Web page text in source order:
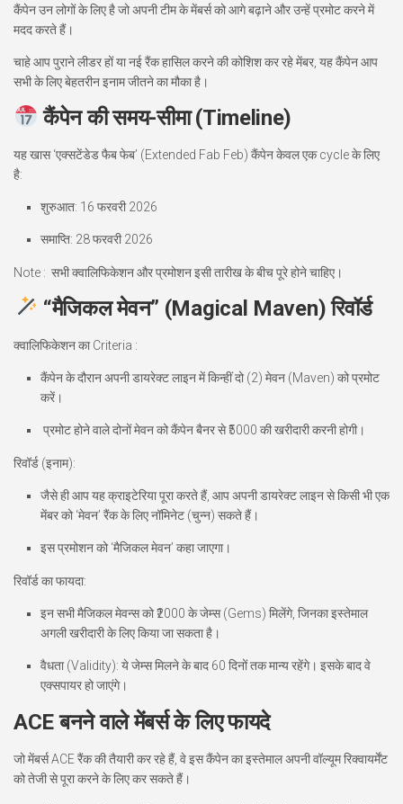
कैंपेन उन लोगों के लिए है जो अपनी टीम के मेंबर्स को आगे बढ़ाने और उन्हें प्रमोट करने में
मदद करते हैं।
चाहे आप पुराने लीडर हों या नई रैंक हासिल करने की कोशिश कर रहे मेंबर, यह कैंपेन आप
सभी के लिए बेहतरीन इनाम जीतने का मौका है।
कैंपेन की समय-सीमा (Timeline)
यह खास ‘एक्सटेंडेड फैब फेब’ (Extended Fab Feb) कैंपेन केवल एक cycle के लिए
है:
शुरुआत: 16 फरवरी 2026
समाप्ति: 28 फरवरी 2026
Note : सभी क्वालिफिकेशन और प्रमोशन इसी तारीख के बीच पूरे होने चाहिए।
“मैजिकल मेवन” (Magical Maven) रिवॉर्ड
क्वालिफिकेशन का Criteria :
कैंपेन के दौरान अपनी डायरेक्ट लाइन में किन्हींदो (2) मेवन (Maven) को प्रमोट
करें।
प्रमोट होने वाले दोनों मेवन को कैंपेन बैनर से₹5000 की खरीदारीकरनी होगी।
रिवॉर्ड (इनाम):
जैसे ही आप यह क्राइटेरिया पूरा करते हैं, आप अपनी डायरेक्ट लाइन से किसी भी एक
मेंबर को‘मेवन’ रैंक के लिए नॉमिनेट (चुन्न) सकते हैं।
इस प्रमोशन को‘मैजिकल मेवन’ कहा जाएगा।
रिवॉर्ड का फायदा:
इन सभी मैजिकल मेवन्स को₹2000 के जेम्स (Gems) मिलेंगे, जिनका इस्तेमाल
अगली खरीदारी के लिए किया जा सकता है।
वैधता (Validity): ये जेम्स मिलने के बाद 60 दिनोंतक मान्य रहेंगे। इसके बाद वे
एक्सपायर हो जाएंगे।
ACE बनने वाले मेंबर्स के लिए फायदे
जो मेंबर्सACE रैंककी तैयारी कर रहे हैं, वे इस कैंपेन का इस्तेमाल अपनी वॉल्यूम रिक्वायर्मेंट
को तेजी से पूरा करने के लिए कर सकते हैं।